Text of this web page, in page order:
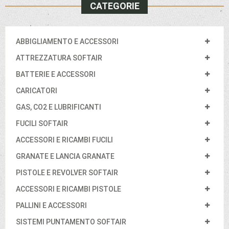
CATEGORIE
ABBIGLIAMENTO E ACCESSORI
ATTREZZATURA SOFTAIR
BATTERIE E ACCESSORI
CARICATORI
GAS, CO2 E LUBRIFICANTI
FUCILI SOFTAIR
ACCESSORI E RICAMBI FUCILI
GRANATE E LANCIA GRANATE
PISTOLE E REVOLVER SOFTAIR
ACCESSORI E RICAMBI PISTOLE
PALLINI E ACCESSORI
SISTEMI PUNTAMENTO SOFTAIR